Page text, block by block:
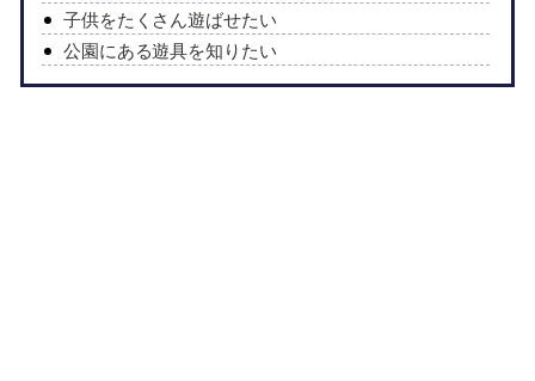
子供をたくさん遊ばせたい
公園にある遊具を知りたい